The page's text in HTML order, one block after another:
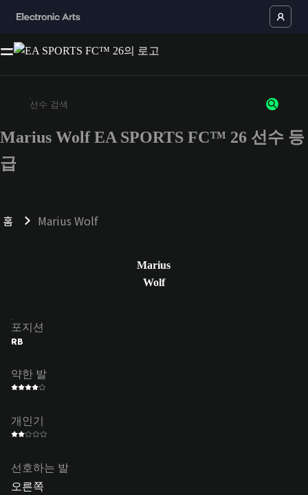
최소 3자 이상의 문자 또는 숫자를 입력하세요
Marius Wolf EA SPORTS FC™ 26 선수 등
급
홈 Marius Wolf
Marius
Wolf
포지션
RB
약한 발
개인기
선호하는 발
오른쪽